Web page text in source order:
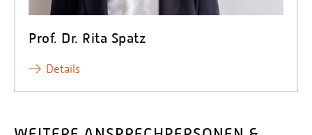
Prof. Dr. Rita Spatz
Details